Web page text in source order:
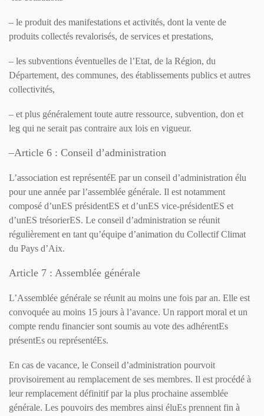
– le produit des manifestations et activités, dont la vente de
produits collectés revalorisés, de services et prestations,
– les subventions éventuelles de l’Etat, de la Région, du
Département, des communes, des établissements publics et autres
collectivités,
– et plus généralement toute autre ressource, subvention, don et
leg qui ne serait pas contraire aux lois en vigueur.
–Article 6 : Conseil d’administration
L’association est représentéE par un conseil d’administration élu
pour une année par l’assemblée générale. Il est notamment
composé d’unES présidentES et d’unES vice-présidentES et
d’unES trésorierES. Le conseil d’administration se réunit
régulièrement en tant qu’équipe d’animation du Collectif Climat
du Pays d’Aix.
Article 7 : Assemblée générale
L’Assemblée générale se réunit au moins une fois par an. Elle est
convoquée au moins 15 jours à l’avance. Un rapport moral et un
compte rendu financier sont soumis au vote des adhérentEs
présentEs ou représentéEs.
En cas de vacance, le Conseil d’administration pourvoit
provisoirement au remplacement de ses membres. Il est procédé à
leur remplacement définitif par la plus prochaine assemblée
générale. Les pouvoirs des membres ainsi éluEs prennent fin à